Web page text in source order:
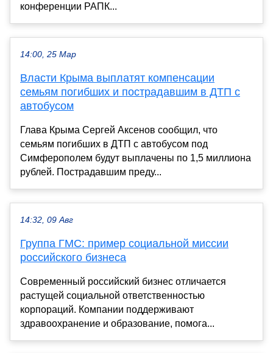
конференции РАПК...
14:00, 25 Мар
Власти Крыма выплатят компенсации
семьям погибших и пострадавшим в ДТП с
автобусом
Глава Крыма Сергей Аксенов сообщил, что
семьям погибших в ДТП с автобусом под
Симферополем будут выплачены по 1,5 миллиона
рублей. Пострадавшим преду...
14:32, 09 Авг
Группа ГМС: пример социальной миссии
российского бизнеса
Современный российский бизнес отличается
растущей социальной ответственностью
корпораций. Компании поддерживают
здравоохранение и образование, помога...